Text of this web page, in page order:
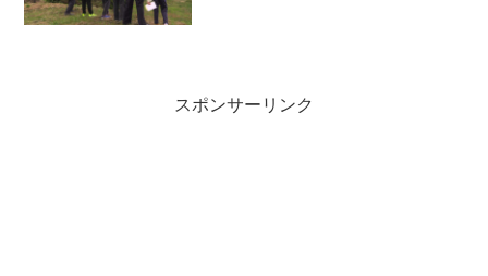
スポンサーリンク